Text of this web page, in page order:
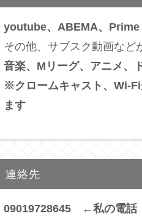
youtube、ABEMA、
その他、サブスク動画など
音楽、Mリーグ、アニメ、
※クロームキャスト、Wi-
ます
連絡先
09019728645 ←私の電話